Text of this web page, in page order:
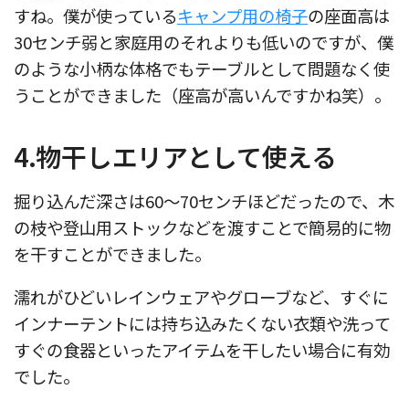
すね。僕が使っているキャンプ用の椅子の座面高は
30センチ弱と家庭用のそれよりも低いのですが、僕
のような小柄な体格でもテーブルとして問題なく使
うことができました（座高が高いんですかね笑）。
4.物干しエリアとして使える
掘り込んだ深さは60〜70センチほどだったので、木
の枝や登山用ストックなどを渡すことで簡易的に物
を干すことができました。
濡れがひどいレインウェアやグローブなど、すぐに
インナーテントには持ち込みたくない衣類や洗って
すぐの食器といったアイテムを干したい場合に有効
でした。